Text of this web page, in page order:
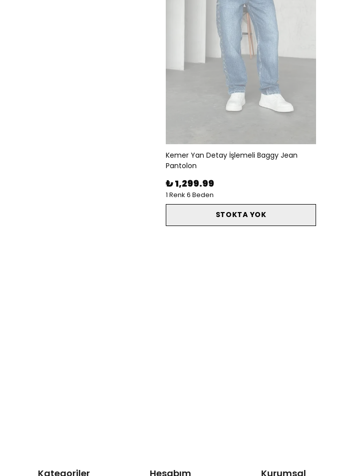
Kemer Yan Detay İşlemeli Baggy Jean
Pantolon
₺ 1,299.99
1 Renk 6 Beden
STOKTA YOK
Kategoriler Hesabım Kurumsal